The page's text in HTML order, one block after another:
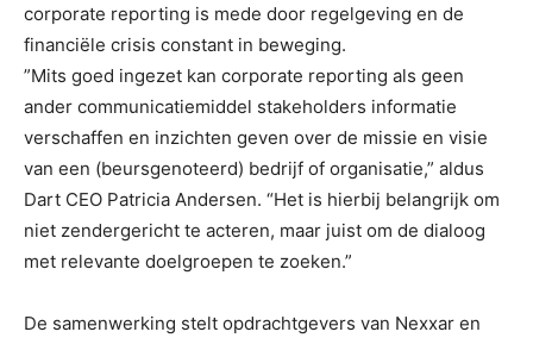
corporate reporting is mede door regelgeving en de
financiële crisis constant in beweging.
”Mits goed ingezet kan corporate reporting als geen
ander communicatiemiddel stakeholders informatie
verschaffen en inzichten geven over de missie en visie
van een (beursgenoteerd) bedrijf of organisatie,” aldus
Dart CEO Patricia Andersen. “Het is hierbij belangrijk om
niet zendergericht te acteren, maar juist om de dialoog
met relevante doelgroepen te zoeken.”
De samenwerking stelt opdrachtgevers van Nexxar en